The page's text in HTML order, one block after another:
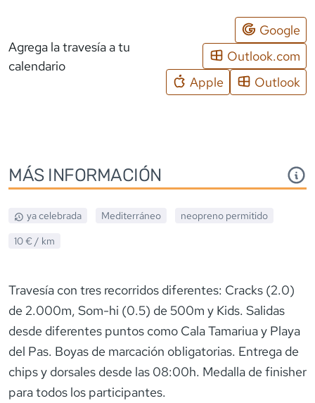
Agrega la travesía a tu
calendario
Google
Outlook.com
Apple
Outlook
MÁS INFORMACIÓN
ya celebrada Mediterráneo neopreno permitido
10 € / km
Travesía con tres recorridos diferentes: Cracks (2.0)
de 2.000m, Som-hi (0.5) de 500m y Kids. Salidas
desde diferentes puntos como Cala Tamariua y Playa
del Pas. Boyas de marcación obligatorias. Entrega de
chips y dorsales desde las 08:00h. Medalla de finisher
para todos los participantes.